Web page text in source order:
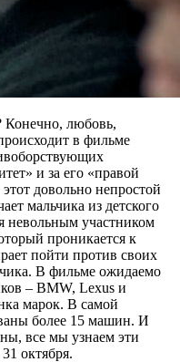
Конечно, любовь,
в фильме
и за его «правой
довольно непростой
мальчика из детского
невольным участником
проникается к
пойти против своих
В фильме ожидаемо
– BMW, Lexus и
марок. В самой
более 15 машин. И
все мы узнаем эти
октября.